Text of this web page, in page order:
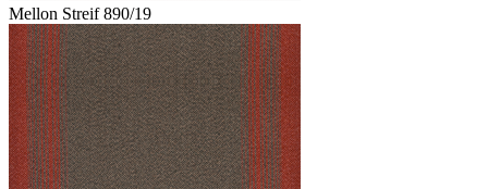
Mellon Streif 890/19